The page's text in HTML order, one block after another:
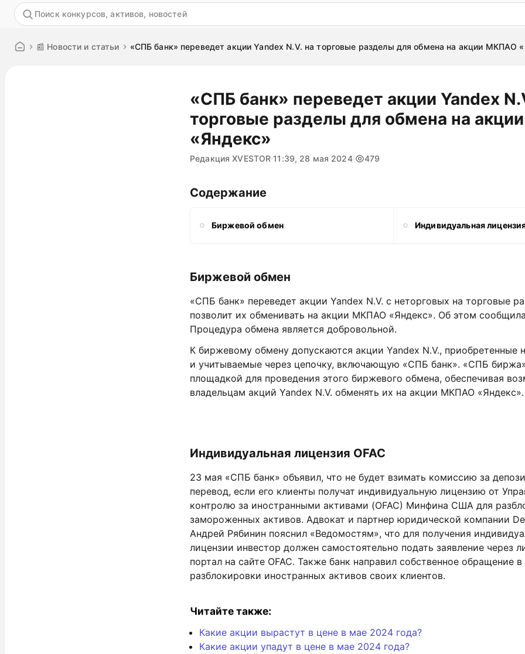
📰 Новости и статьи «СПБ банк» переведет акции Yandex N.V. на торговые разделы для обмена на акции МКПАО
«СПБ банк» переведет акции Yandex
торговые разделы для обмена на
«Яндекс»
Редакция XVESTOR 11:39, 28 мая 2024 479
Содержание
Биржевой обмен Индивидуальная
Биржевой обмен
«СПБ банк» переведет акции Yandex N.V. с неторговых на торговые
позволит их обменивать на акции МКПАО «Яндекс». Об этом
Процедура обмена является добровольной.
К биржевому обмену допускаются акции Yandex N.V.,
и учитываемые через цепочку, включающую «СПБ банк». «СПБ
площадкой для проведения этого биржевого обмена, обеспечивая
владельцам акций Yandex N.V. обменять их на акции МКПАО «Яндекс».
Индивидуальная лицензия OFAC
23 мая «СПБ банк» объявил, что не будет взимать комиссию за
перевод, если его клиенты получат индивидуальную лицензию от
контролю за иностранными активами (OFAC) Минфина США для
замороженных активов. Адвокат и партнер юридической компании
Андрей Рябинин пояснил «Ведомостям», что для получения
лицензии инвестор должен самостоятельно подать заявление через
портал на сайте OFAC. Также банк направил собственное обращение
разблокировки иностранных активов своих клиентов.
Читайте также:
Какие акции вырастут в цене в мае 2024 года?
Какие акции упадут в цене в мае 2024 года?